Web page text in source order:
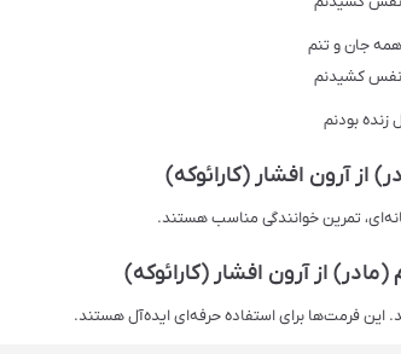
جان و تنم
نفس کشیدنم
زنده بودنم
از آرون افشار (کارائوکه)
تمرین خوانندگی مناسب هستند.
از آرون افشار (کارائوکه)